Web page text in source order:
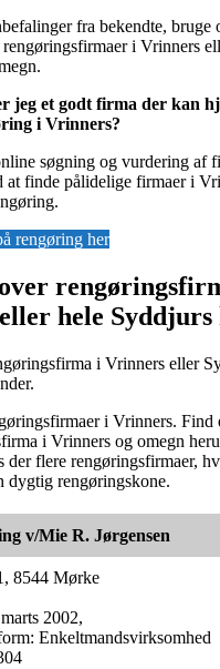
fra bekendte, bruge
i Vrinners
jeg et godt firma der kan
i Vrinners?
søgning og vurdering af
at finde pålidelige firmaer i
rengøring her
hele Syddjurs
i Vrinners eller
i Vrinners. Find
i Vrinners og omegn
der flere rengøringsfirmaer,
dygtig rengøringskone.
v/Mie R. Jørgensen
8544 Mørke
2002,
Enkeltmandsvirksomhed